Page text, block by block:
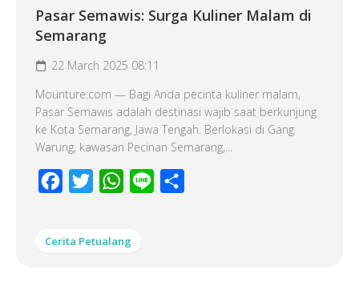
Pasar Semawis: Surga Kuliner Malam di
Semarang
22 March 2025 08:11
Mounture.com — Bagi Anda pecinta kuliner malam,
Pasar Semawis adalah destinasi wajib saat berkunjung
ke Kota Semarang, Jawa Tengah. Berlokasi di Gang
Warung, kawasan Pecinan Semarang,...
Facebook
Twitter WhatsApp
Line
Cerita Petualang